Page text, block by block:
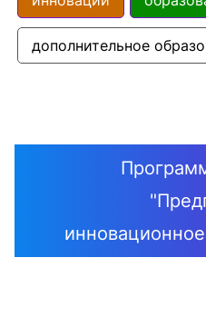
дополнительное